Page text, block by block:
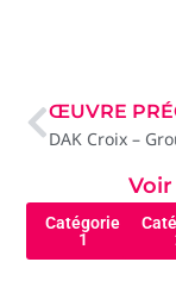
Catégorie
1